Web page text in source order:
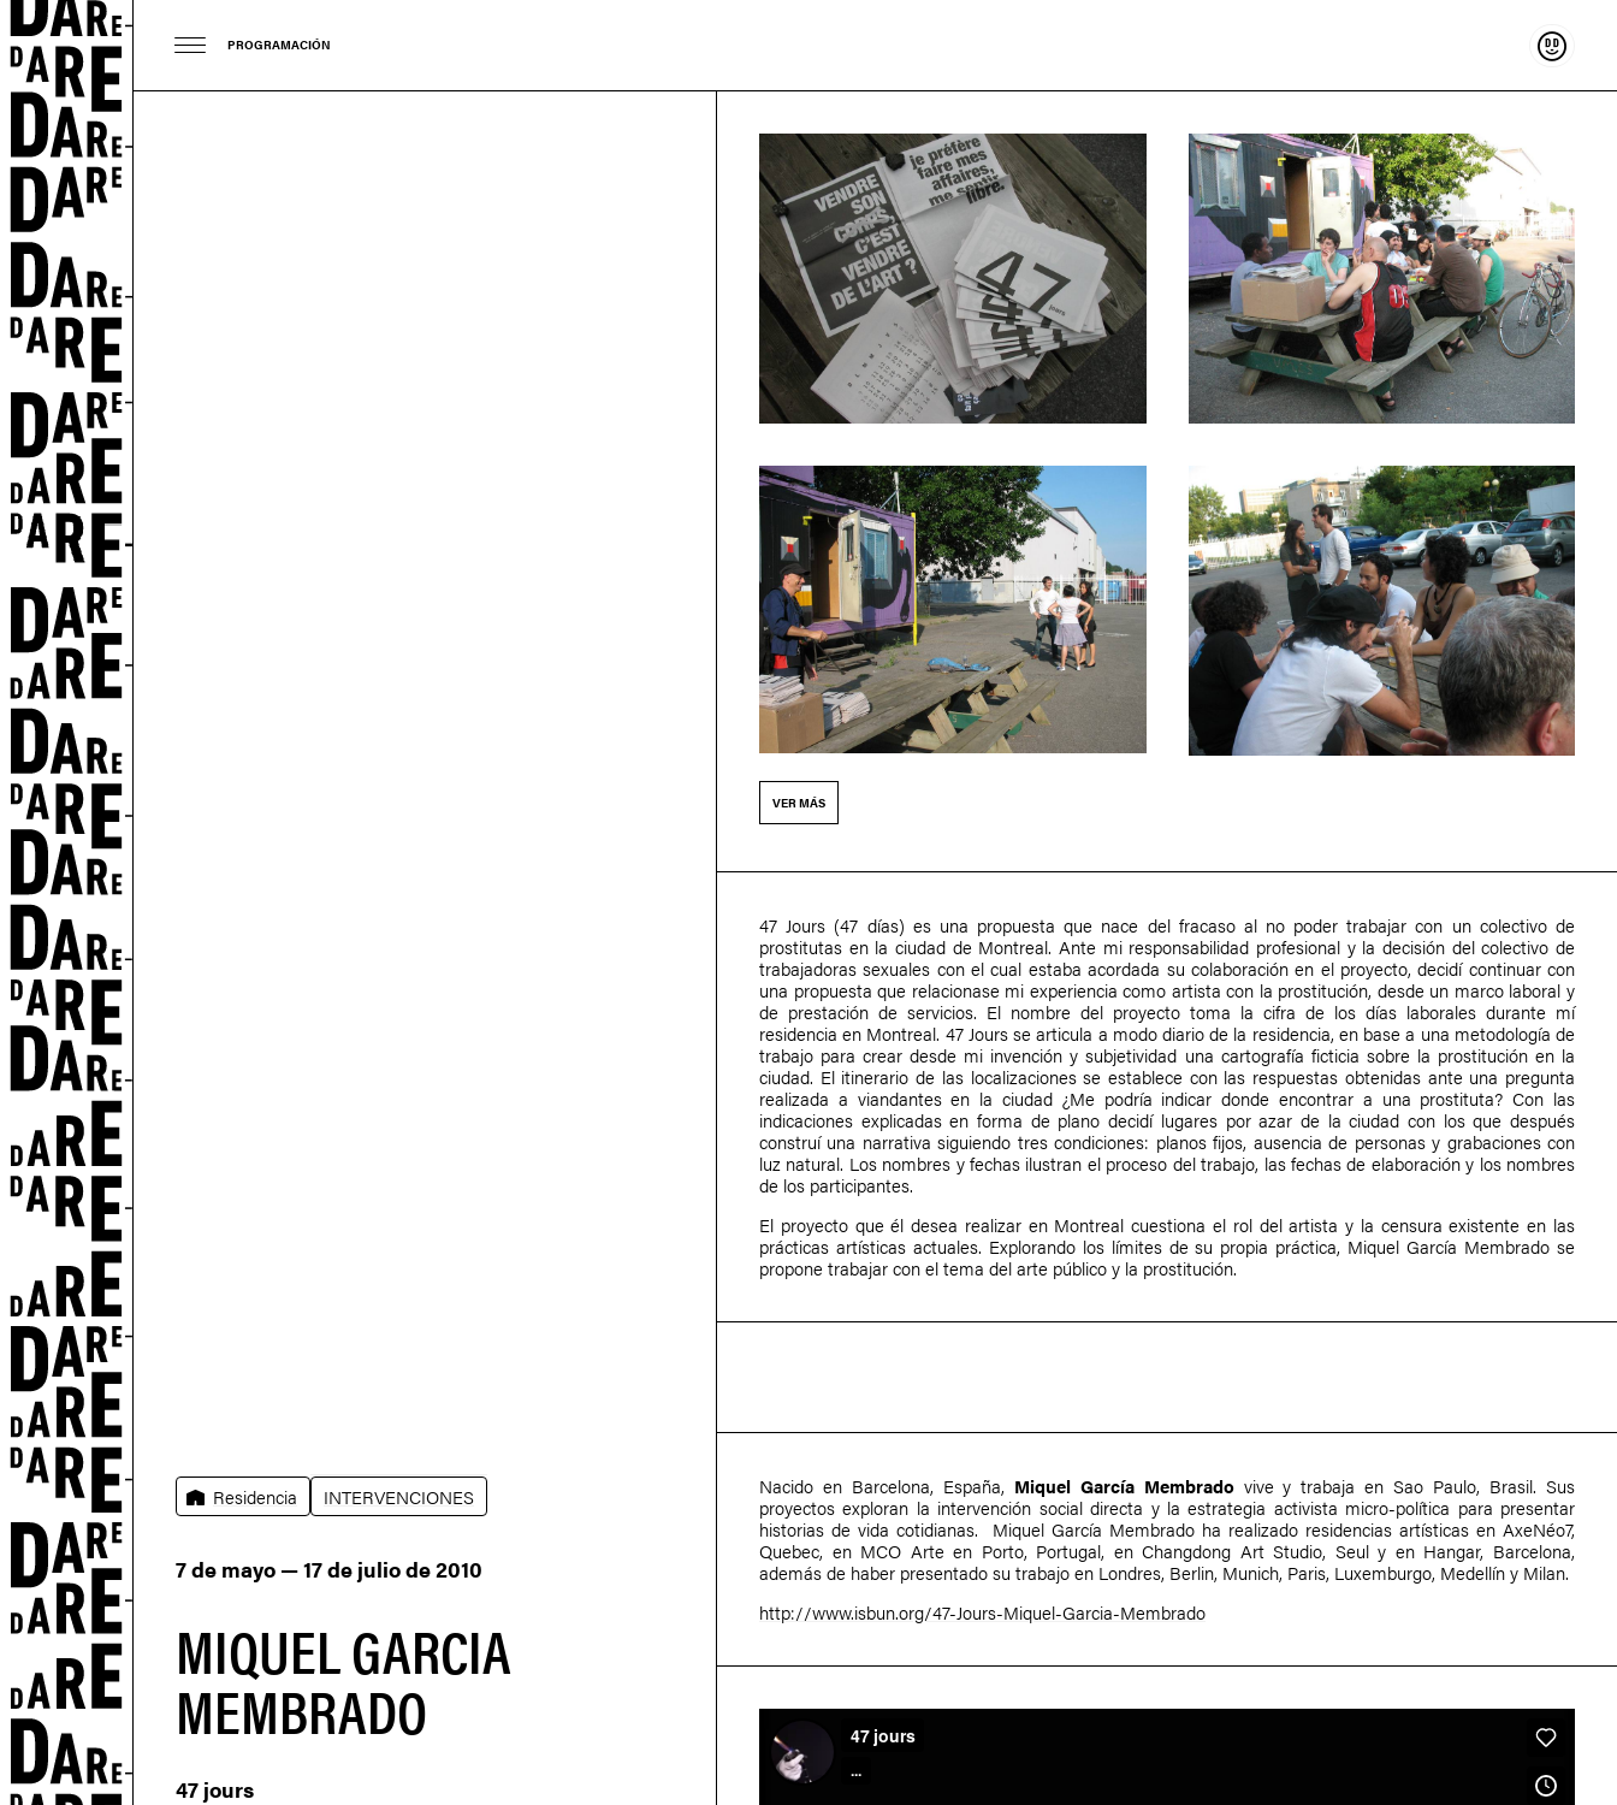
Sostenir
PROGRAMACIÓN
Residencia INTERVENCIONES
7 de mayo — 17 de julio de 2010
MIQUEL GARCIA
MEMBRADO
47 jours
VER MÁS
47 Jours (47 días) es una propuesta que nace del fracaso al no poder trabajar con un colectivo de
prostitutas en la ciudad de Montreal. Ante mi responsabilidad profesional y la decisión del colectivo de
trabajadoras sexuales con el cual estaba acordada su colaboración en el proyecto, decidí continuar con
una propuesta que relacionase mi experiencia como artista con la prostitución, desde un marco laboral y
de prestación de servicios. El nombre del proyecto toma la cifra de los días laborales durante mí
residencia en Montreal. 47 Jours se articula a modo diario de la residencia, en base a una metodología de
trabajo para crear desde mi invención y subjetividad una cartografía ficticia sobre la prostitución en la
ciudad. El itinerario de las localizaciones se establece con las respuestas obtenidas ante una pregunta
realizada a viandantes en la ciudad ¿Me podría indicar donde encontrar a una prostituta? Con las
indicaciones explicadas en forma de plano decidí lugares por azar de la ciudad con los que después
construí una narrativa siguiendo tres condiciones: planos fijos, ausencia de personas y grabaciones con
luz natural. Los nombres y fechas ilustran el proceso del trabajo, las fechas de elaboración y los nombres
de los participantes.
El proyecto que él desea realizar en Montreal cuestiona el rol del artista y la censura existente en las
prácticas artísticas actuales. Explorando los límites de su propia práctica, Miquel García Membrado se
propone trabajar con el tema del arte público y la prostitución.
Nacido en Barcelona, España, Miquel García Membradovive y trabaja en Sao Paulo, Brasil. Sus
proyectos exploran la intervención social directa y la estrategia activista micro-política para presentar
historias de vida cotidianas. Miquel García Membrado ha realizado residencias artísticas en AxeNéo7,
Quebec, en MCO Arte en Porto, Portugal, en Changdong Art Studio, Seul y en Hangar, Barcelona,
además de haber presentado su trabajo en Londres, Berlin, Munich, Paris, Luxemburgo, Medellín y Milan.
http://www.isbun.org/47-Jours-Miquel-Garcia-Membrado